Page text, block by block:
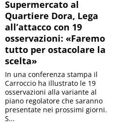
Supermercato al
Quartiere Dora, Lega
all’attacco con 19
osservazioni: «Faremo
tutto per ostacolare la
scelta»
In una conferenza stampa il
Carroccio ha illustrato le 19
osservazioni alla variante al
piano regolatore che saranno
presentate nei prossimi giorni.
S...